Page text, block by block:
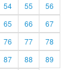
54 55
56
65 66
67
76 77
78
87 88
89